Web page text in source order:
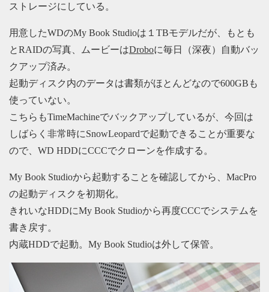
ストレージにしている。
用意したWDのMy Book Studioは１TBモデルだが、もとも
とRAIDの写真、ムービーはDroboに毎日（深夜）自動バッ
クアップ済み。
起動ディスク内のデータは書類がほとんどなので600GBも
使っていない。
こちらもTimeMachineでバックアップしているが、今回は
しばらく非常時にSnowLeopardで起動できることが重要な
ので、WD HDDにCCCでクローンを作成する。
My Book Studioから起動することを確認してから、MacPro
の起動ディスクを初期化。
きれいなHDDにMy Book Studioから再度CCCでシステムを
書き戻す。
内蔵HDDで起動。My Book Studioは外して保管。